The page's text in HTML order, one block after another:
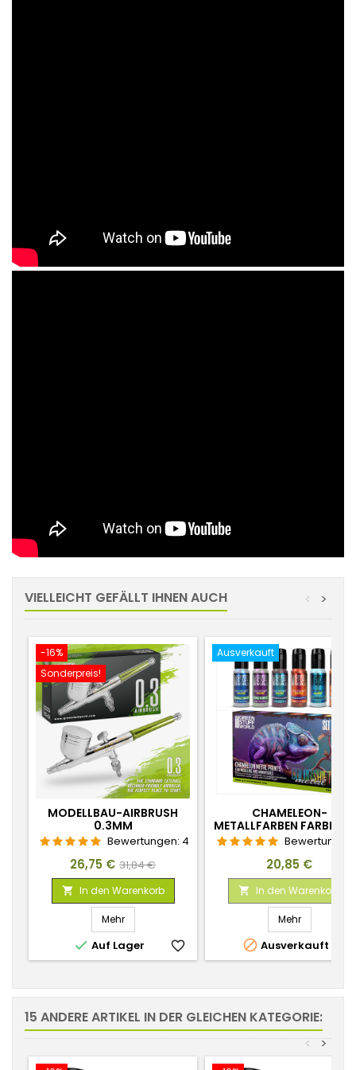
VIELLEICHT GEFÄLLT IHNEN AUCH >
<
-16%
Sonderpreis!
MODELLBAU-AIRBRUSH
0.3MM
Bewertungen: 4
Preis
26,75 € Verkaufspreis
31,84 €
 In den Warenkorb
Mehr
 Auf Lager favorite_border
Ausverkauft
CHAMELEON-
METALLFARBEN FARBEN
1
Preis
20,85 €
 In den Warenkorb
Mehr
 Ausverkauft
15 ANDERE ARTIKEL IN DER GLEICHEN KATEGORIE:
>
<